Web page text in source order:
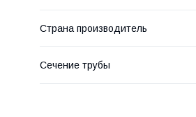
Страна производитель
Сечение трубы